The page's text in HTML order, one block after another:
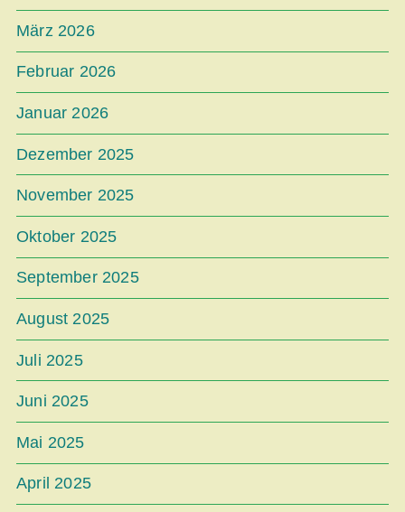
März 2026
Februar 2026
Januar 2026
Dezember 2025
November 2025
Oktober 2025
September 2025
August 2025
Juli 2025
Juni 2025
Mai 2025
April 2025